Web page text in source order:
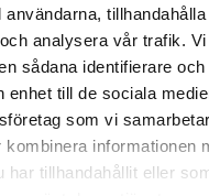
analysera vår trafik. Vi
sådana identifierare och
enhet till de sociala
som vi
informationen
har tillhandahållit eller